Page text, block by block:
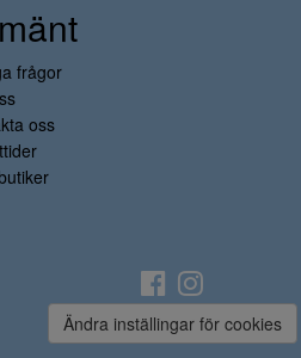
frågor
oss
Ändra inställingar för cookies